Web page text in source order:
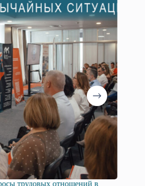
Федерация независимых